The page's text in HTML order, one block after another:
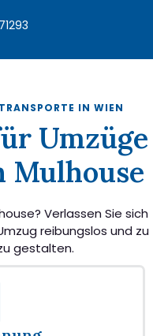
IN WIEN
Umzüge
Mulhouse
Verlassen Sie sich
reibungslos und zu
gestalten.